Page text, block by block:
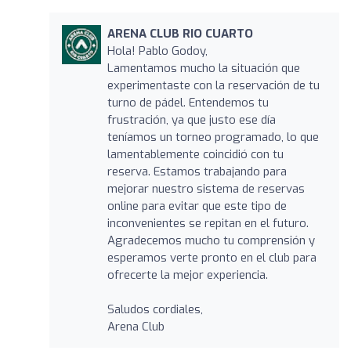
ARENA CLUB RIO CUARTO
Hola! Pablo Godoy,
Lamentamos mucho la situación que
experimentaste con la reservación de tu
turno de pádel. Entendemos tu
frustración, ya que justo ese día
teníamos un torneo programado, lo que
lamentablemente coincidió con tu
reserva. Estamos trabajando para
mejorar nuestro sistema de reservas
online para evitar que este tipo de
inconvenientes se repitan en el futuro.
Agradecemos mucho tu comprensión y
esperamos verte pronto en el club para
ofrecerte la mejor experiencia.
Saludos cordiales,
Arena Club